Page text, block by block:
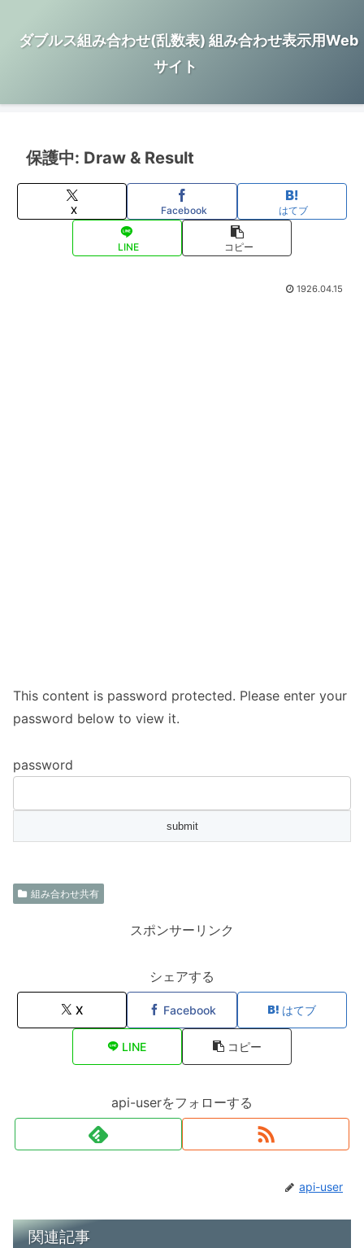
ダブルス組み合わせ(乱数表) 組み合わせ表示用Web
サイト
保護中: Draw & Result
X Facebook はてブ
LINE コピー
1926.04.15
This content is password protected. Please enter your
password below to view it.
password
組み合わせ共有
スポンサーリンク
シェアする
X Facebook はてブ
LINE コピー
api-userをフォローする
api-user
関連記事